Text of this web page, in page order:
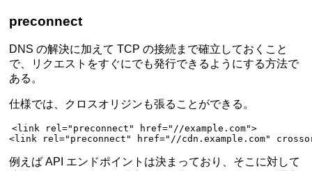
preconnect
DNS の解決に加えて TCP の接続まで確立しておくこと
で、リクエストをすぐにでも発行できるようにする方法で
ある。
仕様では、クロスオリジンも張ることができる。
<link rel="preconnect" href="//example.com">
<link rel="preconnect" href="//cdn.example.com"
例えば API エンドポイントは決まっており、そこに対して